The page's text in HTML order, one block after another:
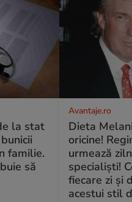
la stat
familie.
să
Avantaje.ro
Dieta
oricine!
urmează
specialiști!
fiecare zi și
acestui stil